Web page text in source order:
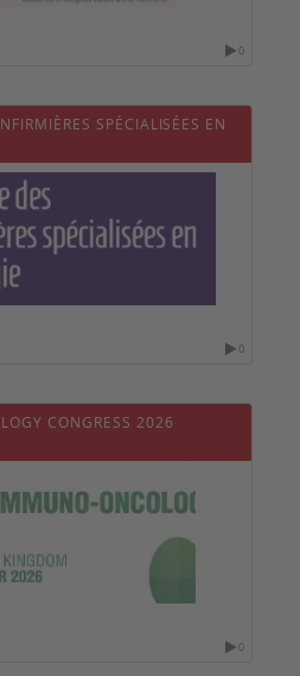
0
SPÉCIALISÉES EN
0
CONGRESS 2026
0